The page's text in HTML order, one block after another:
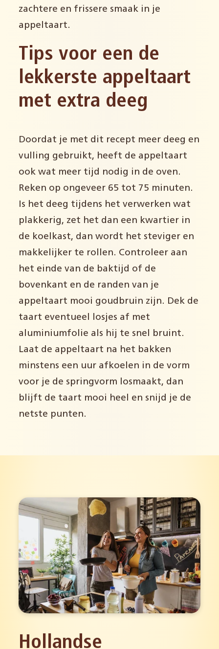
zachtere en frissere smaak in je
appeltaart.
Tips voor een de
lekkerste appeltaart
met extra deeg
Doordat je met dit recept meer deeg en
vulling gebruikt, heeft de appeltaart
ook wat meer tijd nodig in de oven.
Reken op ongeveer 65 tot 75 minuten.
Is het deeg tijdens het verwerken wat
plakkerig, zet het dan een kwartier in
de koelkast, dan wordt het steviger en
makkelijker te rollen. Controleer aan
het einde van de baktijd of de
bovenkant en de randen van je
appeltaart mooi goudbruin zijn. Dek de
taart eventueel losjes af met
aluminiumfolie als hij te snel bruint.
Laat de appeltaart na het bakken
minstens een uur afkoelen in de vorm
voor je de springvorm losmaakt, dan
blijft de taart mooi heel en snijd je de
netste punten.
Hollandse